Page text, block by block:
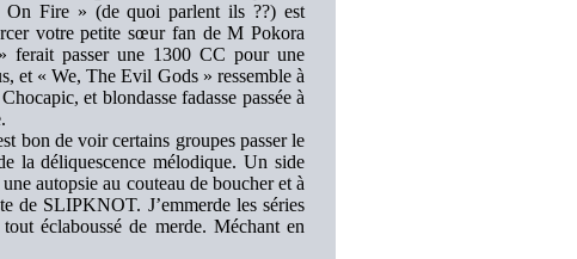
On Fire » (de quoi parlent ils ??) est
votre petite sœur fan de M Pokora
ferait passer une 1300 CC pour une
et « We, The Evil Gods » ressemble à
et blondasse fadasse passée à
bon de voir certains groupes passer le
la déliquescence mélodique. Un side
autopsie au couteau de boucher et à
de SLIPKNOT. J’emmerde les séries
éclaboussé de merde. Méchant en